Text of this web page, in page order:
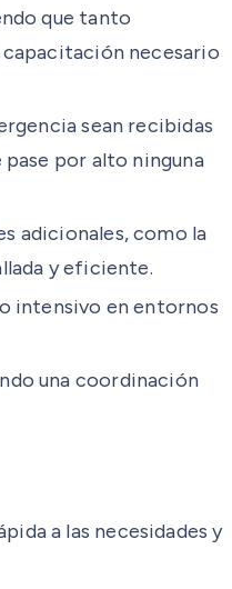
que tanto
necesario
sean recibidas
pase por alto ninguna
adicionales, como la
y eficiente.
intensivo en entornos
una coordinación
a las necesidades y